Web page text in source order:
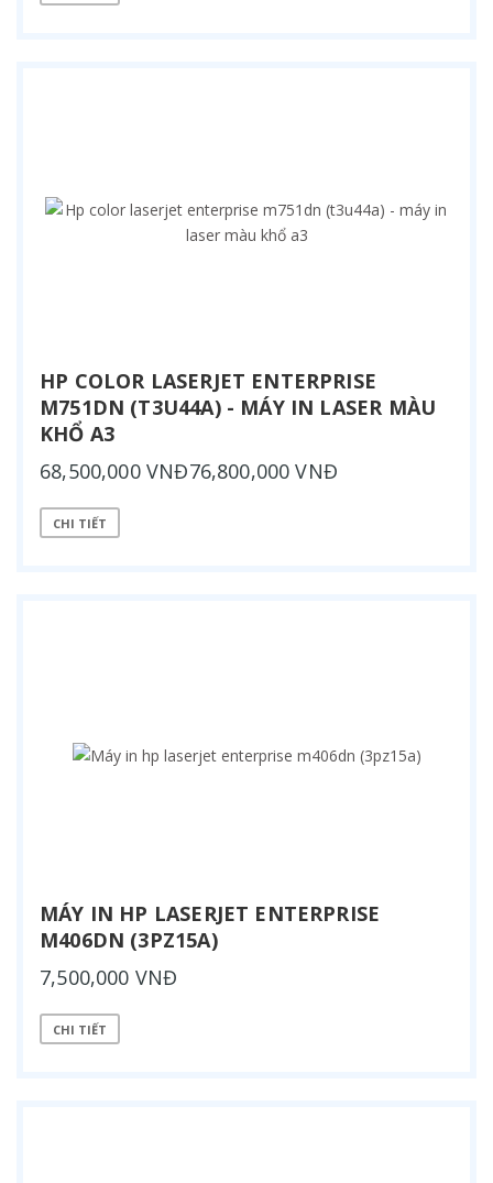
HP COLOR LASERJET ENTERPRISE
M751DN (T3U44A) - MÁY IN LASER MÀU
KHỔ A3
68,500,000 VNĐ76,800,000 VNĐ
CHI TIẾT
MÁY IN HP LASERJET ENTERPRISE
M406DN (3PZ15A)
7,500,000 VNĐ
CHI TIẾT